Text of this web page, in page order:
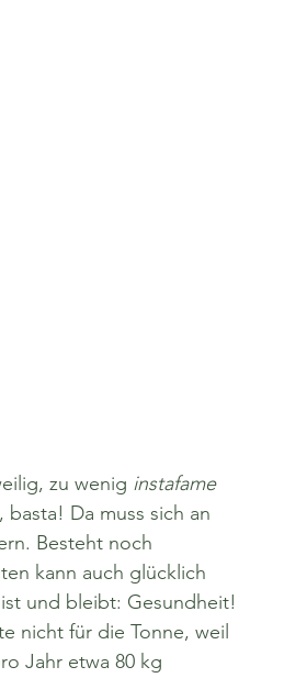
zu wenig instafame
Da muss sich an
Besteht noch
kann auch glücklich
und bleibt: Gesundheit!
nicht für die Tonne, weil
Jahr etwa 80 kg